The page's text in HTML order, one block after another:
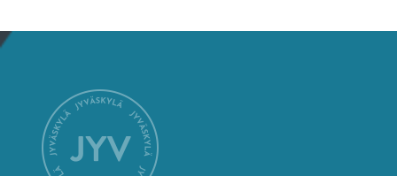
Kirjasto
Visit Jyvaskyla Region